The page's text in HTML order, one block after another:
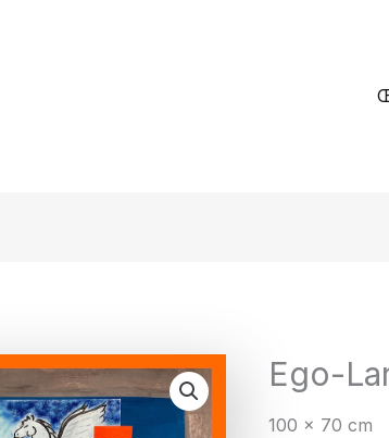
Ego-
100 x 70 cm